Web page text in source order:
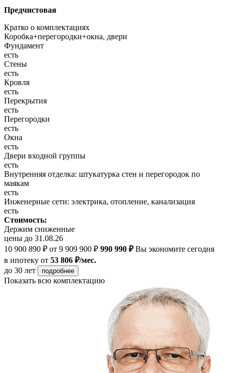
Предчистовая
Кратко о комплектациях
Коробка+перегородки+окна, двери
Фундамент
есть
Стены
есть
Кровля
есть
Перекрытия
есть
Перегородки
есть
Окна
есть
Двери входной группы
есть
Внутренняя отделка: штукатурка стен и перегородок по
маякам
есть
Инженерные сети: электрика, отопление, канализация
есть
Стоимость:
Держим сниженные
цены до 31.08.26
10 900 890 ₽ от 9 909 900 ₽ 990 990 ₽Вы экономите сегодня
в ипотеку от 53 806 ₽/мес.
до 30 лет
подробнее
Показать всю комплектацию